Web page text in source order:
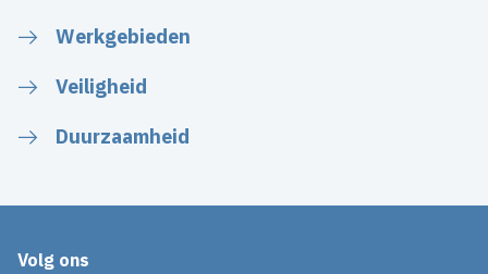
Werkgebieden
Veiligheid
Duurzaamheid
Volg ons